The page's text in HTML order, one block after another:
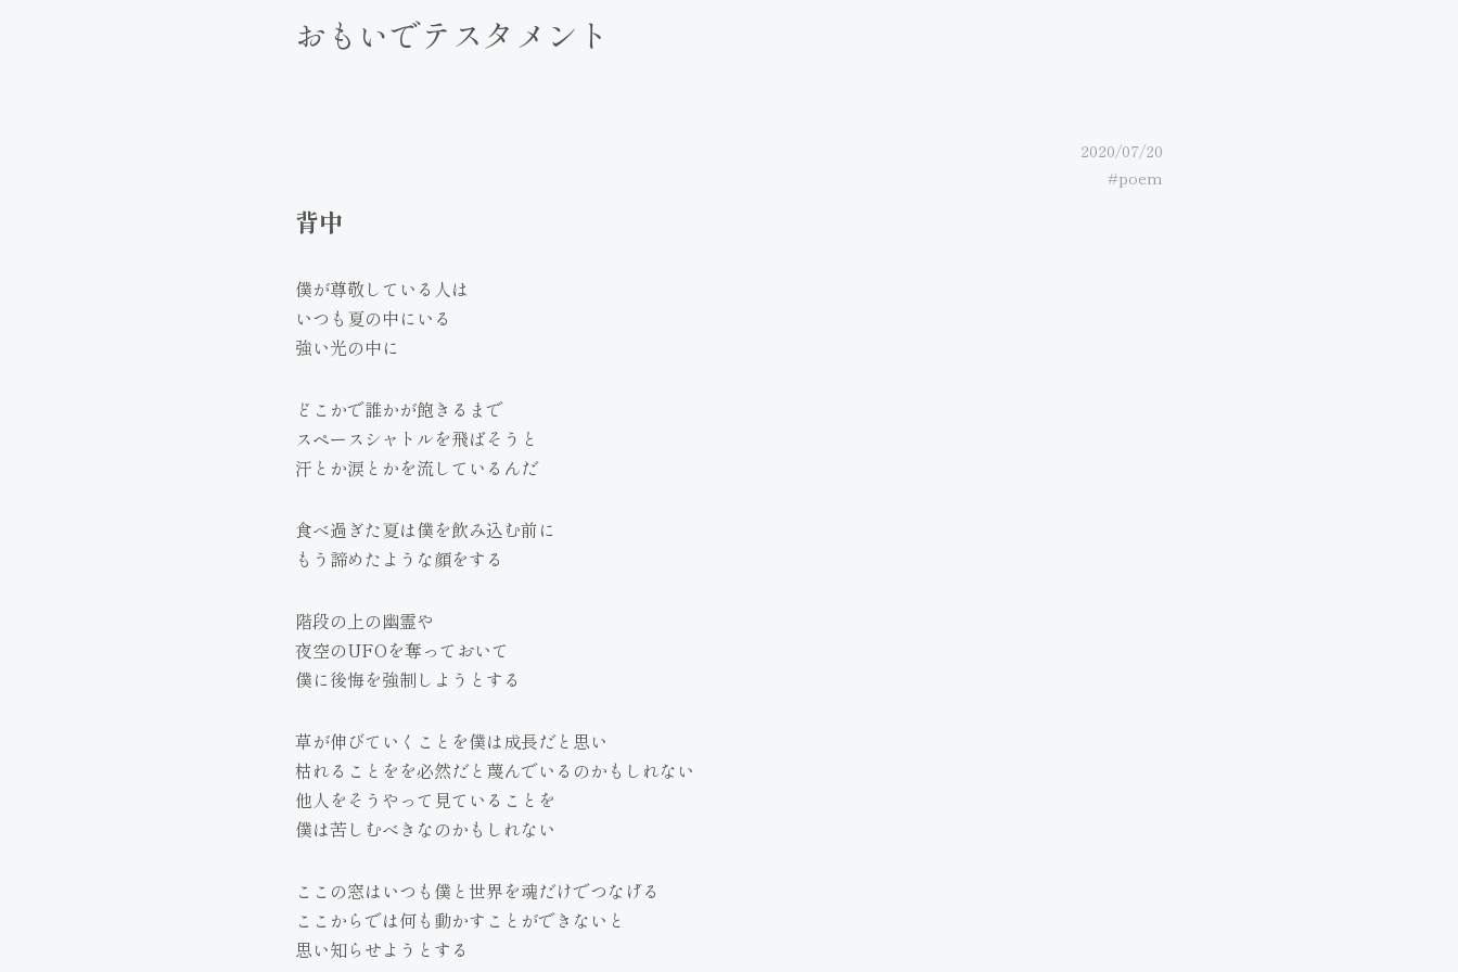
おもいでテスタメント
2020/07/20
#poem
背中
僕が尊敬している人は
いつも夏の中にいる
強い光の中に
どこかで誰かが飽きるまで
スペースシャトルを飛ばそうと
汗とか涙とかを流しているんだ
食べ過ぎた夏は僕を飲み込む前に
もう諦めたような顔をする
階段の上の幽霊や
夜空のUFOを奪っておいて
僕に後悔を強制しようとする
草が伸びていくことを僕は成長だと思い
枯れることをを必然だと蔑んでいるのかもしれない
他人をそうやって見ていることを
僕は苦しむべきなのかもしれない
ここの窓はいつも僕と世界を魂だけでつなげる
ここからでは何も動かすことができないと
思い知らせようとする